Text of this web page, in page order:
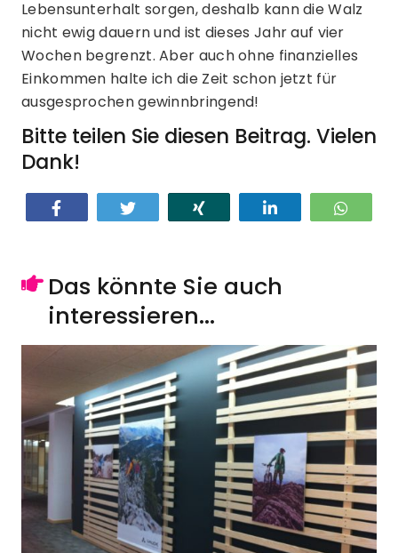
Lebensunterhalt sorgen, deshalb kann die Walz
nicht ewig dauern und ist dieses Jahr auf vier
Wochen begrenzt. Aber auch ohne finanzielles
Einkommen halte ich die Zeit schon jetzt für
ausgesprochen gewinnbringend!
Bitte teilen Sie diesen Beitrag. Vielen
Dank!
Twittern
Das könnte Sie auch
interessieren...